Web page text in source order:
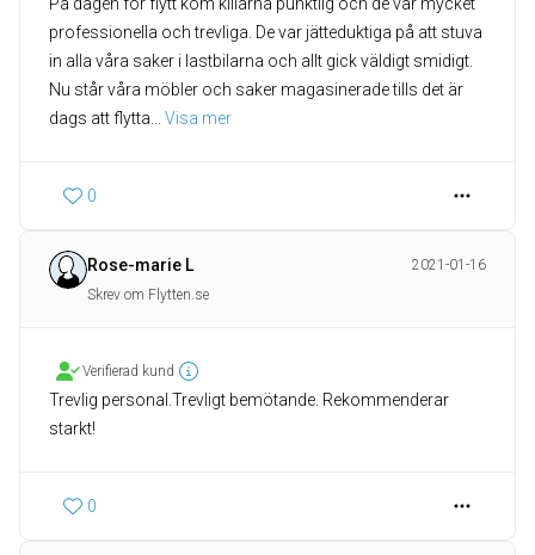
professionella och trevliga. De var jätteduktiga på att stuva
in alla våra saker i lastbilarna och allt gick väldigt smidigt.
Nu står våra möbler och saker magasinerade tills det är
dags att flytta
Visa mer
0
Rose-marie L
2021-01-16
Skrev om Flytten.se
Verifierad kund
Trevlig personal.Trevligt bemötande. Rekommenderar
starkt!
0